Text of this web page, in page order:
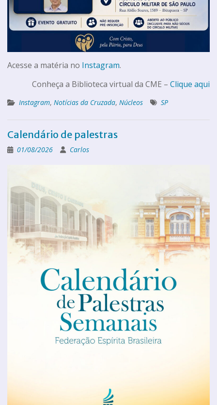
Acesse a matéria no Instagram.
Conheça a Biblioteca virtual da CME – Clique aqui
Instagram, Notícias da Cruzada, Núcleos SP
Calendário de palestras
01/08/2026 Carlos